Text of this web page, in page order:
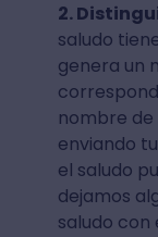
2.
saludo
genera un
nombre de
enviando
el saludo
dejamos
saludo con